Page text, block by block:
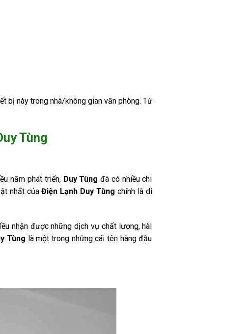
bị này trong nhà/không gian văn phòng. Từ
Tùng
năm phát triển, Duy Tùng đã có nhiều chi
nhất củaĐiện Lạnh Duy Tùng chính là di
nhận được những dịch vụ chất lượng, hài
Tùng là một trong những cái tên hàng đầu